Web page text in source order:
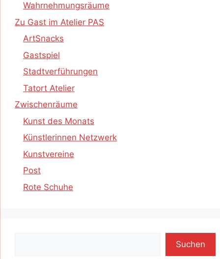
Wahrnehmungsräume
Zu Gast im Atelier PAS
ArtSnacks
Gastspiel
Stadtverführungen
Tatort Atelier
Zwischenräume
Kunst des Monats
Künstlerinnen Netzwerk
Kunstvereine
Post
Rote Schuhe
Suchen